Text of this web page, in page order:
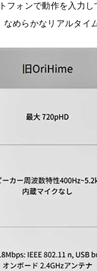
フォンで動作を入力
なめらかなリアルタイ